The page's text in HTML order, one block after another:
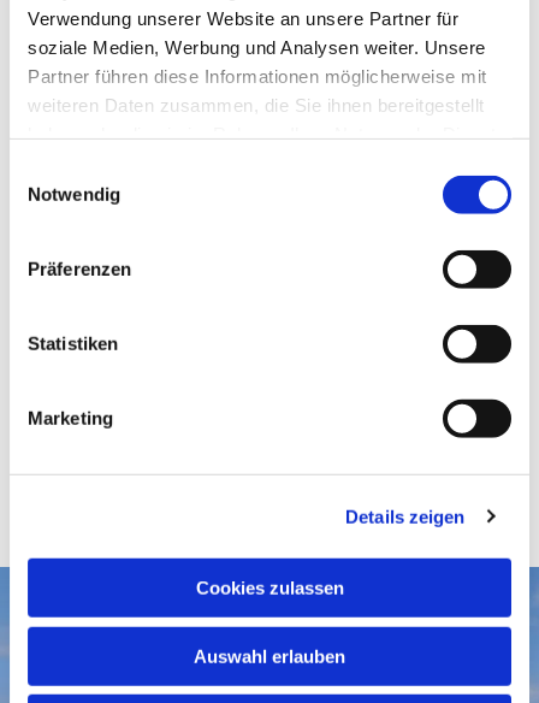
Verwendung unserer Website an unsere Partner für
soziale Medien, Werbung und Analysen weiter. Unsere
Partner führen diese Informationen möglicherweise mit
weiteren Daten zusammen, die Sie ihnen bereitgestellt
Notwendig
Präferenzen
Statistiken
Marketing
Details zeigen
Cookies zulassen
Auswahl erlauben
Aktuelles
Gottesdienste
Gemeindegruß-Archiv